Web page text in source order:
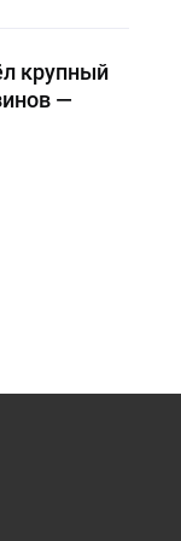
крупный
—